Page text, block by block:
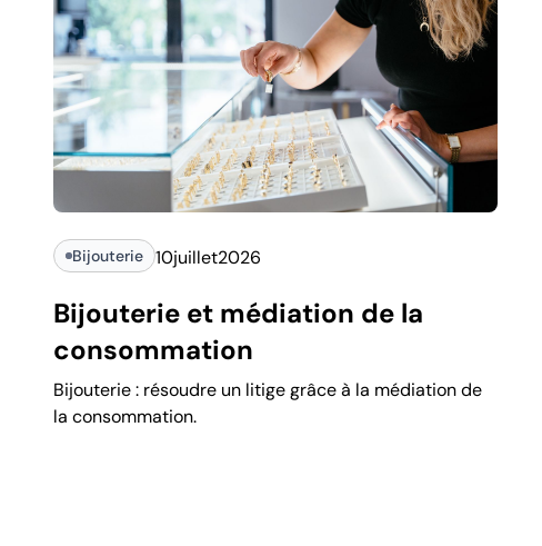
Bijouterie 10juillet2026
Bijouterie et médiation de la
consommation
Bijouterie : résoudre un litige grâce à la médiation de
la consommation.